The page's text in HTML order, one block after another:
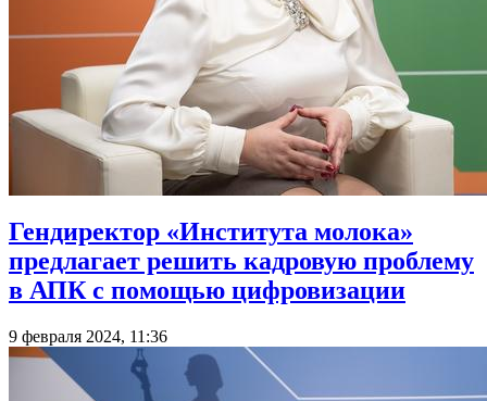
Гендиректор «Института молока»
предлагает решить кадровую проблему
в АПК с помощью цифровизации
9 февраля 2024, 11:36